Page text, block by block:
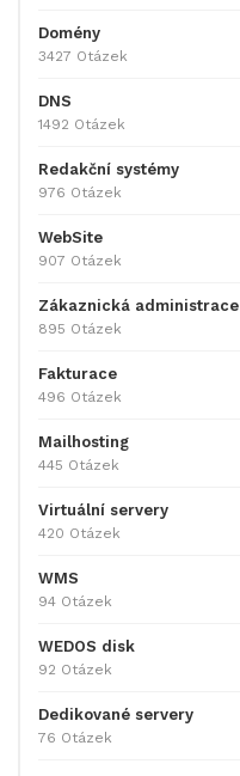
Domény
3427 Otázek
DNS
1492 Otázek
Redakční systémy
976 Otázek
WebSite
907 Otázek
Zákaznická administrace
895 Otázek
Fakturace
496 Otázek
Mailhosting
445 Otázek
Virtuální servery
420 Otázek
WMS
94 Otázek
WEDOS disk
92 Otázek
Dedikované servery
76 Otázek